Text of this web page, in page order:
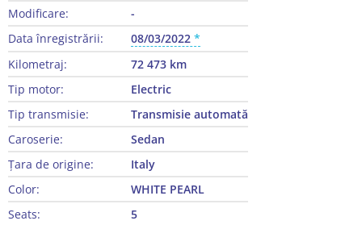
Modificare:
-
Data înregistrării:
08/03/2022
Kilometraj:
72 473 km
Tip motor:
Electric
Tip transmisie:
Transmisie automată
Caroserie:
Sedan
Țara de origine:
Italy
Color:
WHITE PEARL
Seats:
5